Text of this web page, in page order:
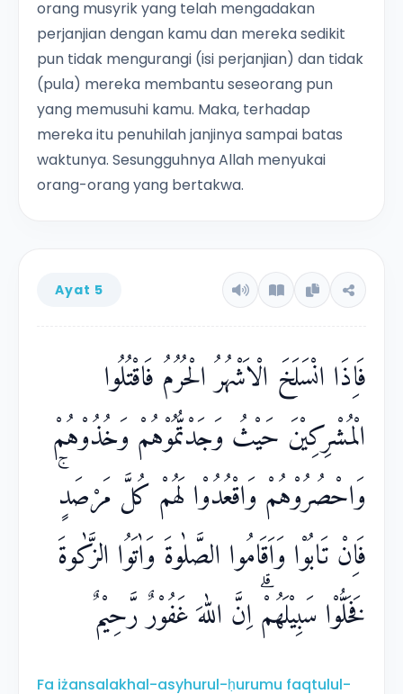
orang musyrik yang telah mengadakan
perjanjian dengan kamu dan mereka sedikit
pun tidak mengurangi (isi perjanjian) dan tidak
(pula) mereka membantu seseorang pun
yang memusuhi kamu. Maka, terhadap
mereka itu penuhilah janjinya sampai batas
waktunya. Sesungguhnya Allah menyukai
orang-orang yang bertakwa.
Ayat 5
فَاِذَا انْسَلَخَ الْاَشْهُرُ الْحُرُمُ فَاقْتُلُوا
الْمُشْرِكِيْنَ حَيْثُ وَجَدْتُّمُوْهُمْ وَخُذُوْهُمْ
وَاحْصُرُوْهُمْ وَاقْعُدُوْا لَهُمْ كُلَّ مَرْصَدٍۚ
فَاِنْ تَابُوْا وَاَقَامُوا الصَّلٰوةَ وَاٰتَوُا الزَّكٰوةَ
فَخَلُّوْا سَبِيْلَهُمْۗ اِنَّ اللّٰهَ غَفُوْرٌ رَّحِيْمٌ
Fa iżansalakhal-asyhurul-ḥurumu faqtulul-